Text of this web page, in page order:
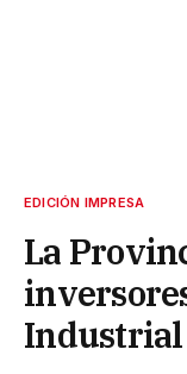
EDICIÓN IMPRESA
La
Industrial